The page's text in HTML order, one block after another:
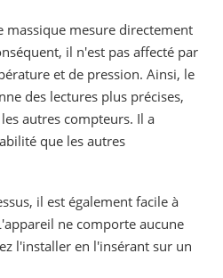
massique mesure directement
il n'est pas affecté par
et de pression. Ainsi, le
des lectures plus précises,
autres compteurs. Il a
que les autres
il est également facile à
ne comporte aucune
l'installer en l'insérant sur un